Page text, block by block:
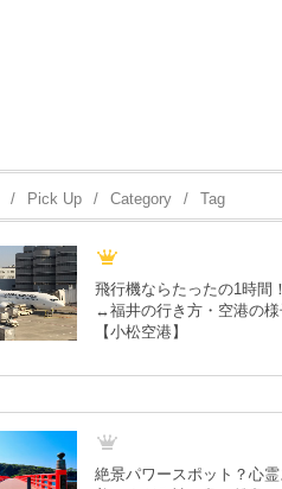
Pick Up Category Tag
飛行機ならたったの1時間
↔︎福井の行き方・空港の様
【小松空港】
絶景パワースポット？心霊